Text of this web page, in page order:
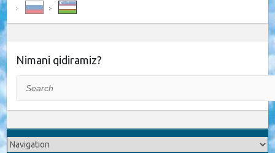
Nimani qidiramiz?